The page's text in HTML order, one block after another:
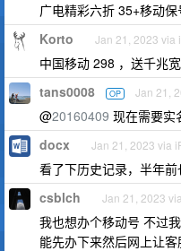
广电精彩六折 35+移动保
Korto Jan 21, 2023 via
中国移动 298 ，送千兆宽
tans0008 OP Jan 21,
@20160409 现在需要实
docx Jan 21, 2023 via
看了下历史记录，半年
csblch Jan 21, 2023
我也想办个移动号 不过
能先办下来然后网上让